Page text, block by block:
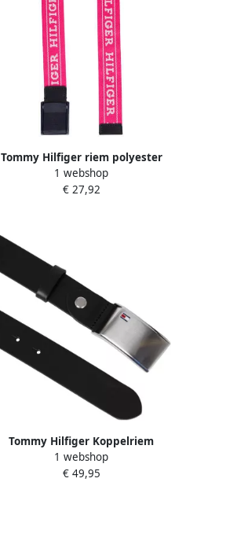
Tommy Hilfiger riem polyester
felroze Logo L-XL | Riem van
1 webshop
€ 27,92
Tommy Hilfiger Koppelriem
Plaque Belt 3 5 cm naar wens
verstelbare gesp
1 webshop
€ 49,95